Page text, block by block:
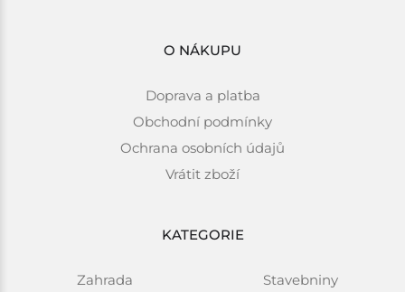
O NÁKUPU
Doprava a platba
Obchodní podmínky
Ochrana osobních údajů
Vrátit zboží
KATEGORIE
Zahrada Stavebniny